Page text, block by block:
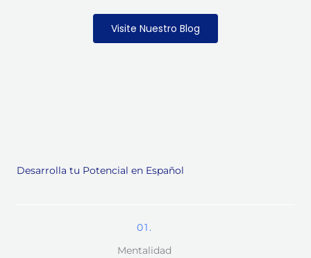
Visite Nuestro Blog
Desarrolla tu Potencial en Español
01.
Mentalidad